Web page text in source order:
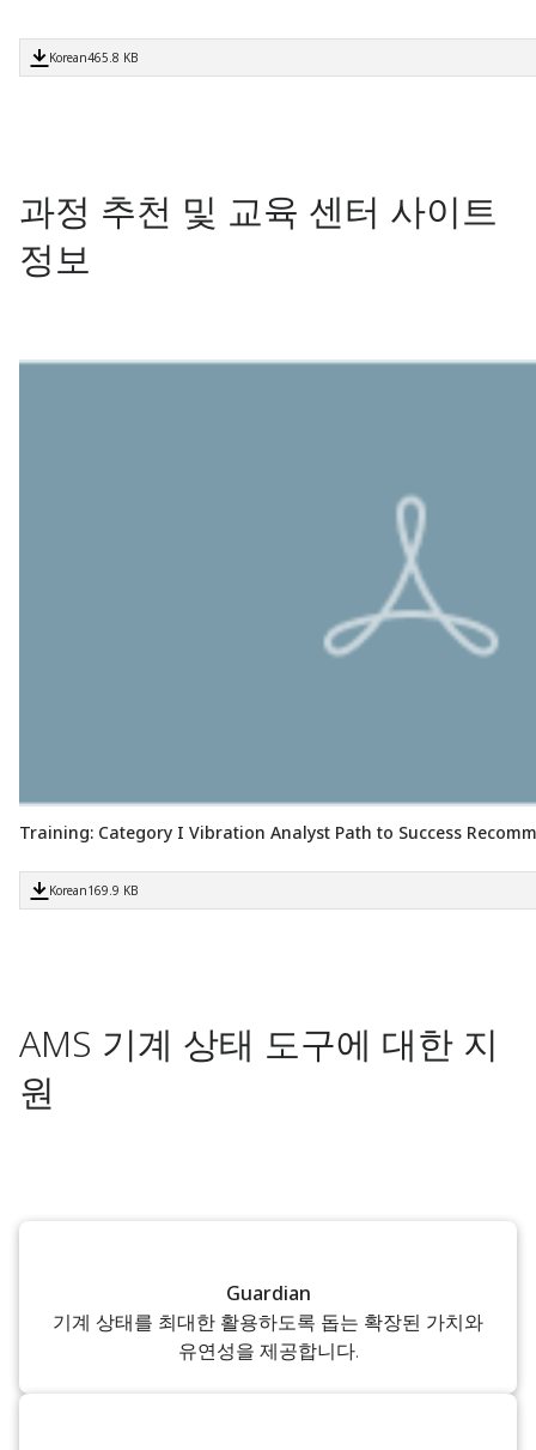
Korean465.8 KB
과정 추천 및 교육 센터 사이트
정보
Training: Category I Vibration Analyst Path to Success
Korean169.9 KB
AMS 기계 상태 도구에 대한 지
원
Guardian
기계 상태를 최대한 활용하도록 돕는 확장된 가치와
유연성을 제공합니다.